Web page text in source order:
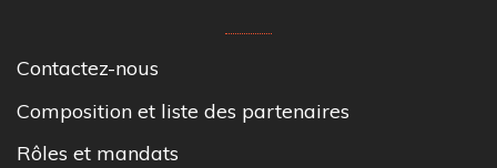
Contactez-nous
Composition et liste des partenaires
Rôles et mandats